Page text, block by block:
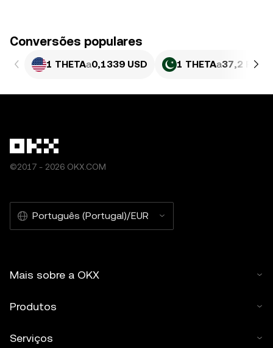
Conversões populares
1 THETAa0,1339 USD 1 THETAa37,2 PKR
©2017 - 2026 OKX.COM
Português (Portugal)/EUR
Mais sobre a OKX
Produtos
Serviços